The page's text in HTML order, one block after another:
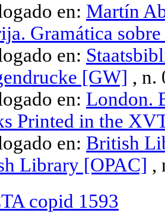
en: Martín
Gramática
en:
[GW] , n.
en: London.
Printed in the
en: British
Library [OPAC] ,
copid 1593